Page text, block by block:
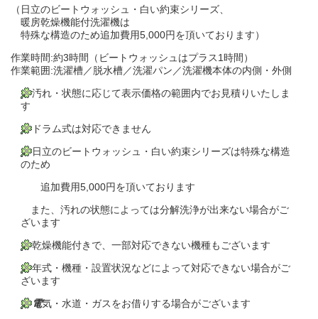
（日立のビートウォッシュ・白い約束シリーズ、
暖房乾燥機能付洗濯機は
特殊な構造のため追加費用5,000円を頂いております）
作業時間:約3時間（ビートウォッシュはプラス1時間）
作業範囲:洗濯槽／脱水槽／洗濯パン／洗濯機本体の内側・外側
汚れ・状態に応じて表示価格の範囲内でお見積りいたしま
す
ドラム式は対応できません
日立のビートウォッシュ・白い約束シリーズは特殊な構造
のため
追加費用5,000円を頂いております
また、汚れの状態によっては分解洗浄が出来ない場合がご
ざいます
乾燥機能付きで、一部対応できない機種もございます
年式・機種・設置状況などによって対応できない場合がご
ざいます
電気・水道・ガスをお借りする場合がございます